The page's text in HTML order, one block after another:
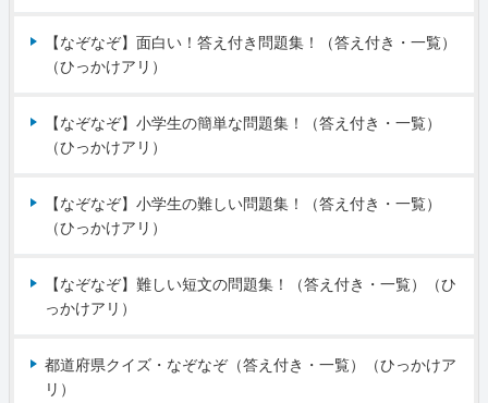
【なぞなぞ】面白い！答え付き問題集！（答え付き・一覧）
（ひっかけアリ）
【なぞなぞ】小学生の簡単な問題集！（答え付き・一覧）
（ひっかけアリ）
【なぞなぞ】小学生の難しい問題集！（答え付き・一覧）
（ひっかけアリ）
【なぞなぞ】難しい短文の問題集！（答え付き・一覧）（ひ
っかけアリ）
都道府県クイズ・なぞなぞ（答え付き・一覧）（ひっかけア
リ）